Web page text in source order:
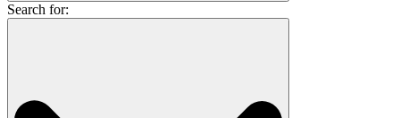
Search for: